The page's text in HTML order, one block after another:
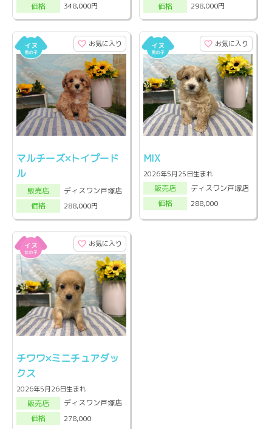
価格
348,000円
価格
298,000円
お気に入り
マルチーズ×トイプード
ル
販売店
ディスワン戸塚店
価格
288,000円
お気に入り
MIX
2026年5月25日生まれ
販売店
ディスワン戸塚店
価格
288,000
お気に入り
チワワ×ミニチュアダッ
クス
2026年5月26日生まれ
販売店
ディスワン戸塚店
価格
278,000